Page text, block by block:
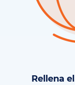
Rellena